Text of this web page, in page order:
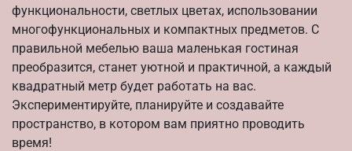
функциональности, светлых цветах, использовании
многофункциональных и компактных предметов. С
правильной мебелью ваша маленькая гостиная
преобразится, станет уютной и практичной, а каждый
квадратный метр будет работать на вас.
Экспериментируйте, планируйте и создавайте
пространство, в котором вам приятно проводить
время!